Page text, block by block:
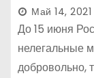
Май 14, 2021
До 15 июня
нелегальные
добровольно,